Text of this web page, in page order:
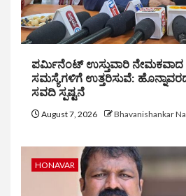
ಪರ್ಮಿನೆಂಟ್ ಉಸ್ತುವಾರಿ
ಸಮಸ್ಯೆಗಳಿಗೆ ಉತ್ತರಿಸುವೆ:
ಸವದಿ ಸ್ಪಷ್ಟನೆ
August 7, 2026 Bhavanishankar
HONAVAR